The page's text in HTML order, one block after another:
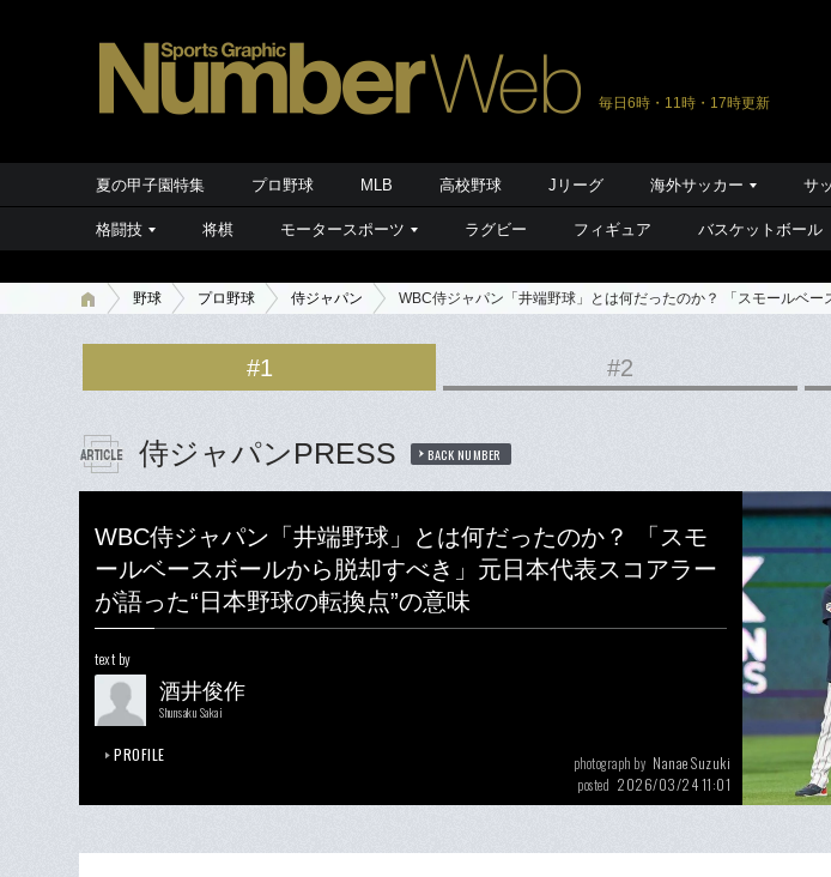
毎日6時・11時・17時更新
夏の甲子園特集 プロ野球 MLB 高校野球 Jリーグ 海外サッカー サ
格闘技 将棋 モータースポーツ ラグビー フィギュア バスケットボール
野球 プロ野球 侍ジャパン WBC侍ジャパン「井端野球」とは何だったのか？ 「スモールベ
#1 #2
侍ジャパンPRESS BACK NUMBER
WBC侍ジャパン「井端野球」とは何だったのか？ 「スモ
ールベースボールから脱却すべき」元日本代表スコアラー
が語った“日本野球の転換点”の意味
text by
酒井俊作
Shunsaku Sakai
PROFILE photograph by Nanae Suzuki
posted 2026/03/24 11:01
WBC準々